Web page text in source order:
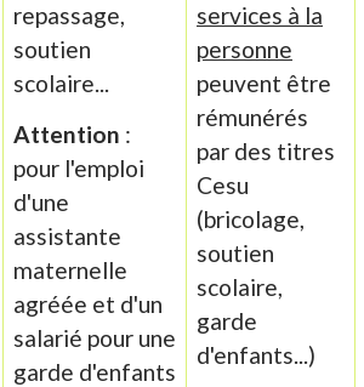
repassage,
soutien
scolaire...
Attention :
pour l'emploi
d'une
assistante
maternelle
agréée et d'un
salarié pour une
garde d'enfants
services à la
personne
peuvent être
rémunérés
par des titres
Cesu
(bricolage,
soutien
scolaire,
garde
d'enfants...)